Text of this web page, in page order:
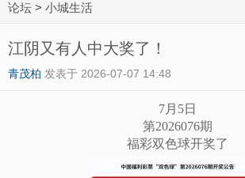
论坛 > 小城生活
江阴又有人中大奖了！
青茂柏 发表于 2026-07-07 14:48
7月5日
第2026076期
福彩双色球开奖了